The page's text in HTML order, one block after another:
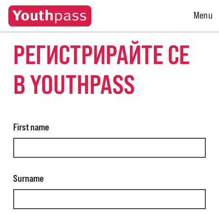
Open
Menu
РЕГИСТРИРАЙТЕ СЕ
В YOUTHPASS
First name
Surname